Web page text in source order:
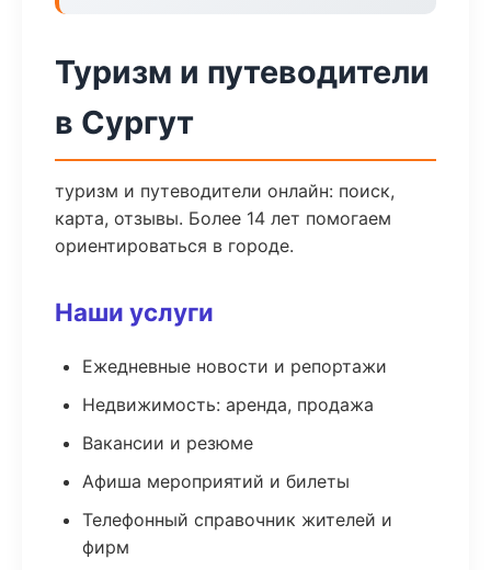
Туризм и путеводители
в Сургут
туризм и путеводители онлайн: поиск,
карта, отзывы. Более 14 лет помогаем
ориентироваться в городе.
Наши услуги
Ежедневные новости и репортажи
Недвижимость: аренда, продажа
Вакансии и резюме
Афиша мероприятий и билеты
Телефонный справочник жителей и
фирм